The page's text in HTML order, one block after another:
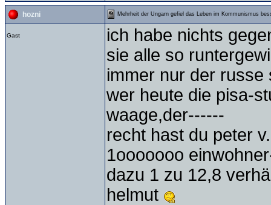
hozni Mehrheit der Ungarn gefiel das Leben im Kommunismus
Gast
ich habe nichts
sie alle so
immer nur der
wer heute die pisa-
waage,der------
recht hast du peter v.
1ooooooo
dazu 1 zu 12,8
helmut